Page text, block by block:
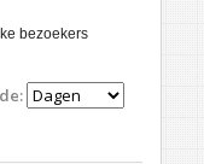
bezoekers